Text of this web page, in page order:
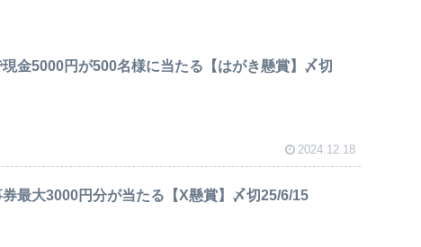
金5000円が500名様に当たる【はがき懸賞】〆切
2024.12.18
最大3000円分が当たる【X懸賞】〆切25/6/15